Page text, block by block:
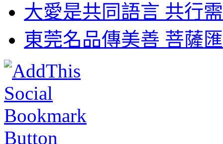
大愛是共同語言 共行
東莞名品傳美善 菩薩